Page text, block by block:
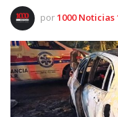
por1000 Noticias